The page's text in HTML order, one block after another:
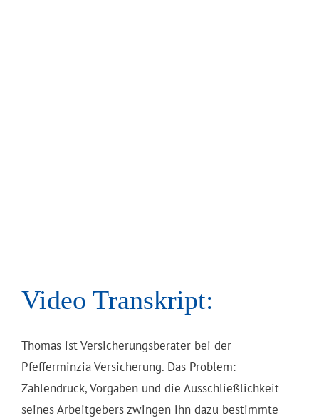
Video Transkript:
Thomas ist Versicherungsberater bei der
Pfefferminzia Versicherung. Das Problem:
Zahlendruck, Vorgaben und die Ausschließlichkeit
seines Arbeitgebers zwingen ihn dazu bestimmte